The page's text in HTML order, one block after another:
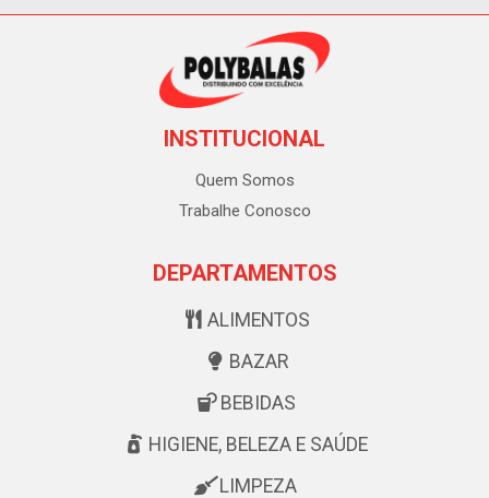
INSTITUCIONAL
Quem Somos
Trabalhe Conosco
DEPARTAMENTOS
ALIMENTOS
BAZAR
BEBIDAS
HIGIENE, BELEZA E SAÚDE
LIMPEZA